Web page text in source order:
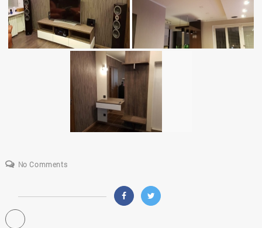
No Comments